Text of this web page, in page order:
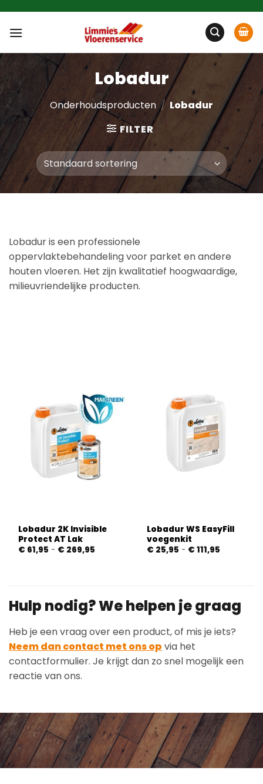
inhoud
Lobadur
Onderhoudsproducten / Lobadur
FILTER
Lobadur is een professionele
oppervlaktebehandeling voor parket en andere
houten vloeren. Het zijn kwalitatief hoogwaardige,
milieuvriendelijke producten.
Lobadur 2K Invisible
Protect AT Lak
€ 61,95 - € 269,95
Lobadur WS EasyFill
voegenkit
€ 25,95 - € 111,95
Hulp nodig? We helpen je graag
Heb je een vraag over een product, of mis je iets?
Neem dan contact met ons op via het
contactformulier. Je krijgt dan zo snel mogelijk een
reactie van ons.